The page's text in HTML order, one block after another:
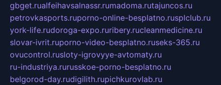
gbget.rualfeihavsalnassr.rumadoma.rutajuncos.ru
petrovkasports.ruporno-online-besplatno.rusplclub.ru
york-life.rudoroga-expo.ruribery.rucleanmedicine.ru
slovar-ivrit.ruporno-video-besplatno.ruseks-365.ru
ovucontrol.rusloty-igrovyye-avtomaty.ru
ru-industriya.rurusskoe-porno-besplatno.ru
belgorod-day.rudigilith.rupichkurovlab.ru